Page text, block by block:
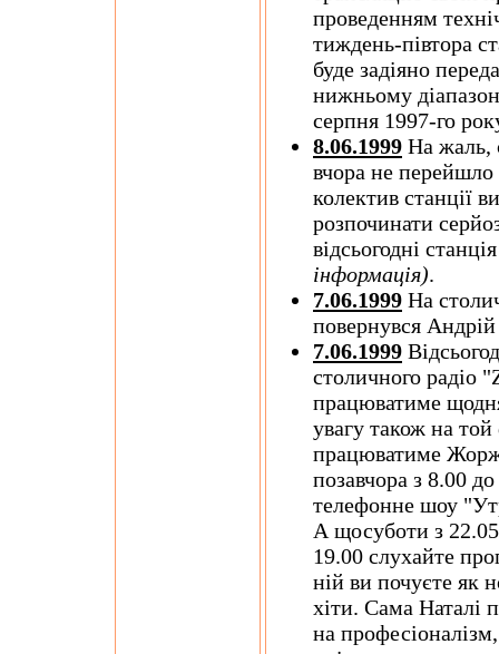
проведенням
тиждень-півтора
буде задіяно
нижньому
серпня 1997-го
8.06.1999 На жаль,
вчора не
колектив станції
розпочинати
відсьогодні
інформація).
7.06.1999 На
повернувся
7.06.1999
столичного радіо
працюватиме
увагу також на той
працюватиме
позавчора з 8.00
телефонне шоу
А щосуботи з
19.00 слухайте
ній ви почуєте як
хіти. Сама Наталі
на